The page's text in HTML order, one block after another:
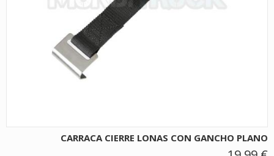
CARRACA CIERRE LONAS CON GANCHO PLANO